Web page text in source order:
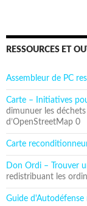
RESSOURCES ET
Assembleur de PC
Carte – Initiatives
dimunuer les
d’OpenStreetMap 0
Carte
Don Ordi – Trouver
redistribuant les
Guide d'Autodéfense